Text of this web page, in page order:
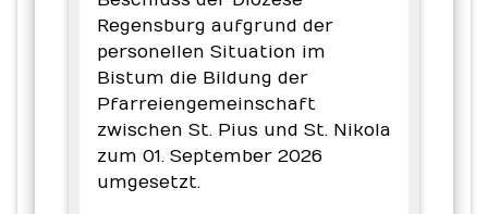
Regensburg aufgrund der
personellen Situation im
Bistum die Bildung der
Pfarreiengemeinschaft
zwischen St. Pius und St. Nikola
zum 01. September 2026
umgesetzt.